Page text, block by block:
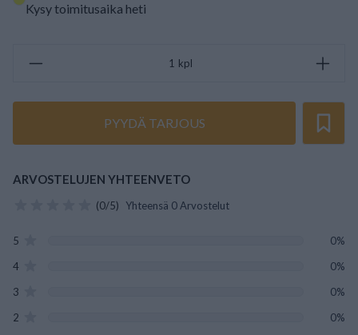
Kysy toimitusaika heti
kpl
PYYDÄ TARJOUS
ARVOSTELUJEN YHTEENVETO
(0/5) Yhteensä 0 Arvostelut
5
0%
4
0%
3
0%
2
0%